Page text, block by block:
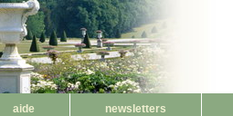
aide
newsletters